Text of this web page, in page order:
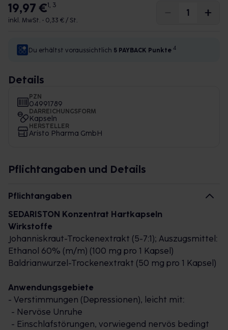
19,97 €1, 3
inkl. MwSt. • 0,33 € / St.
Du erhältst voraussichtlich 5 PAYBACK Punkte 4
Details
PZN
04991789
DARREICHUNGSFORM
Kapseln
HERSTELLER
Aristo Pharma GmbH
Pflichtangaben und Details
Pflichtangaben
SEDARISTON Konzentrat Hartkapseln
Wirkstoffe
Johanniskraut-Trockenextrakt (5-7:1); Auszugsmittel:
Ethanol 60% (m/m) (100 mg pro 1 Kapsel)
Baldrianwurzel-Trockenextrakt (50 mg pro 1 Kapsel)
Anwendungsgebiete
- Verstimmungen (Depressionen), leicht mit:
- Nervöse Unruhe
- Einschlafstörungen, vorwiegend nervös bedingt